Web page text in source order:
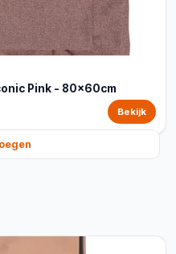
Pink - 80x60cm
Bekijk